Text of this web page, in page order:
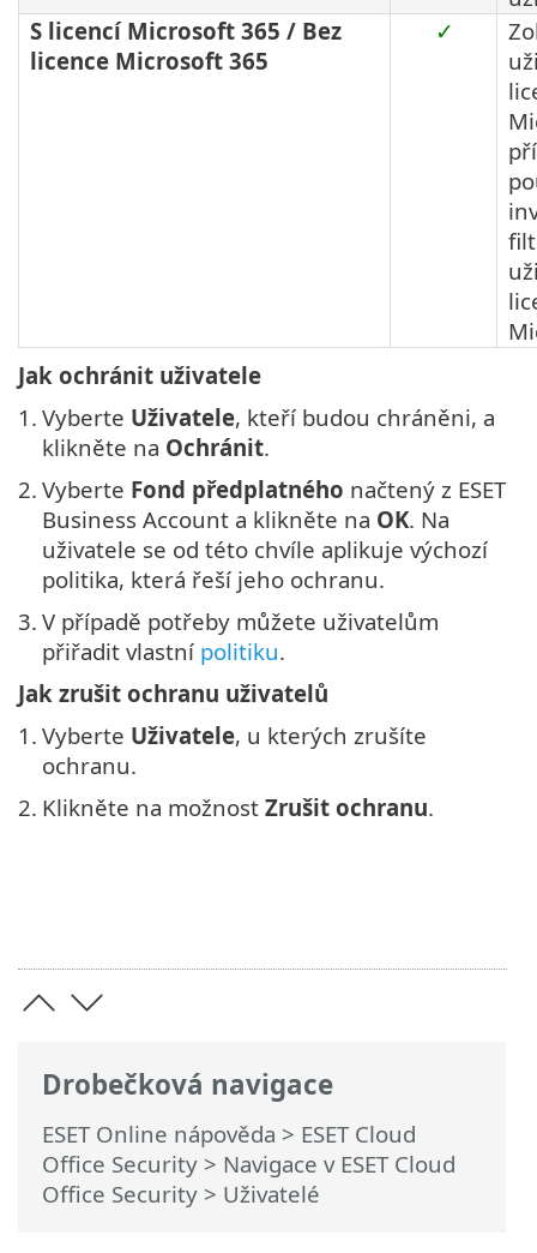
Drobečková navigace
ESET Online nápověda > ESET Cloud
Office Security > Navigace v ESET Cloud
Office Security > Uživatelé
S licencí Microsoft 365 / Bez
licence Microsoft 365
✓
Jak ochránit uživatele
1. Vyberte Uživatele, kteří budou chráněni, a
klikněte na Ochránit.
2. Vyberte Fond předplatného načtený z ESET
Business Account a klikněte na OK. Na
uživatele se od této chvíle aplikuje výchozí
politika, která řeší jeho ochranu.
3. V případě potřeby můžete uživatelům
přiřadit vlastní politiku.
Jak zrušit ochranu uživatelů
1. Vyberte Uživatele, u kterých zrušíte
ochranu.
2. Klikněte na možnost Zrušit ochranu.